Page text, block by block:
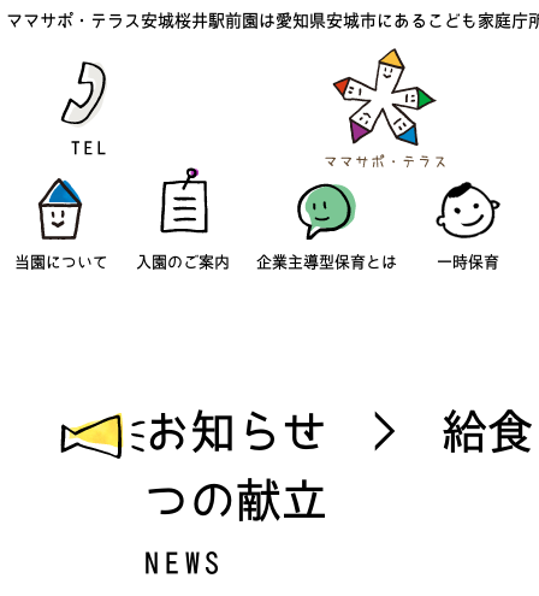
ママサポ・テラス安城桜井駅前園は愛知県安城市にあるこども家庭
当園について 入園のご案内 企業主導型保育とは 一時保育
お知らせ > 給食
つの献立
NEWS